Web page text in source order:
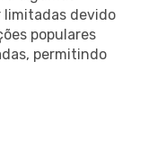
limitadas devido
populares
permitindo